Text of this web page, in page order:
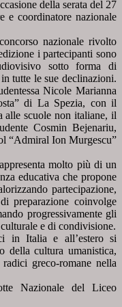
della serata del 27
e coordinatore nazionale
nazionale rivolto
i partecipanti sono
sotto forma di
tutte le sue declinazioni.
Nicole Marianna
di La Spezia, con il
alle scuole non italiane, il
Cosmin Bejenariu,
“Admiral Ion Murgescu”
molto più di un
educativa che propone
partecipazione,
preparazione coinvolge
progressivamente gli
e di condivisione.
in Italia e all’estero si
della cultura umanistica,
greco-romane nella
Nazionale del Liceo